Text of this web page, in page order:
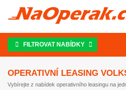
Operativní leasing Volkswagen ID.3
FILTROVAT NABÍDKY
OPERATIVNÍ LEASING
Vybírejte z nabídek operativního leasingu na